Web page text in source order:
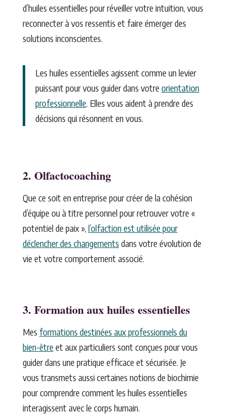
d’huiles essentielles pour réveiller votre intuition, vous
reconnecter à vos ressentis et faire émerger des
solutions inconscientes.
Les huiles essentielles agissent comme un levier
puissant pour vous guider dans votre orientation
professionnelle. Elles vous aident à prendre des
décisions qui résonnent en vous.
2. Olfactocoaching
Que ce soit en entreprise pour créer de la cohésion
d’équipe ou à titre personnel pour retrouver votre «
potentiel de paix », l’olfaction est utilisée pour
déclencher des changements dans votre évolution de
vie et votre comportement associé.
3. Formation aux huiles essentielles
Mes formations destinées aux professionnels du
bien-êtreet aux particuliers sont conçues pour vous
guider dans une pratique efficace et sécurisée. Je
vous transmets aussi certaines notions de biochimie
pour comprendre comment les huiles essentielles
interagissent avec le corps humain.